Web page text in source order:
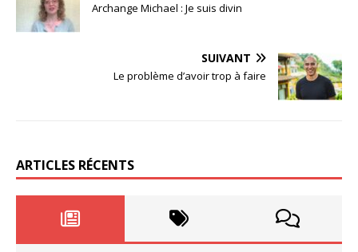
Archange Michael : Je suis divin
SUIVANT
Le problème d’avoir trop à faire
ARTICLES RÉCENTS